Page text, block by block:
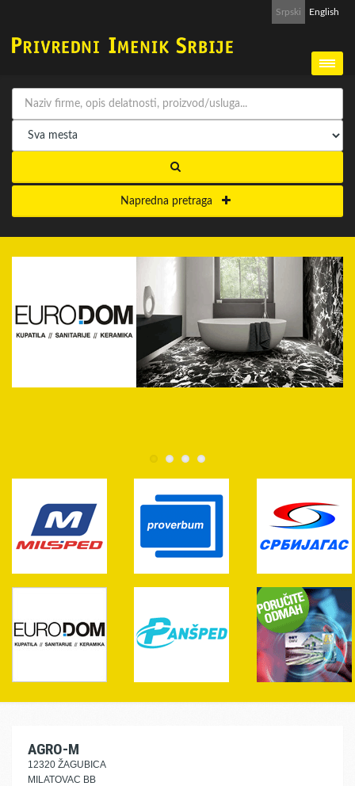
Srpski English
Napredna pretraga
AGRO-M
12320 ŽAGUBICA
MILATOVAC BB